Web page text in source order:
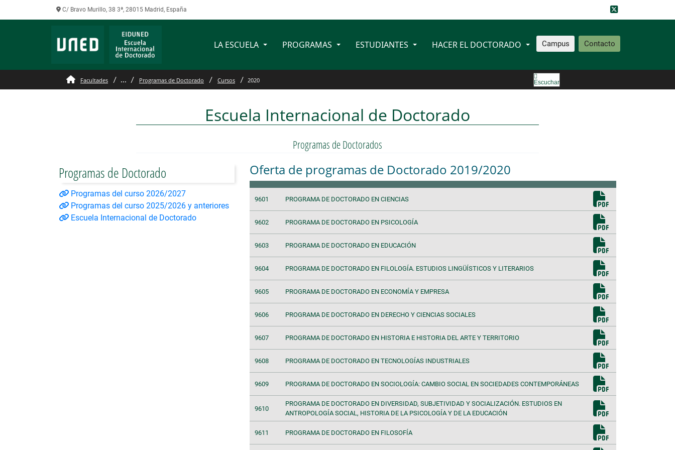
C/ Bravo Murillo, 38 3ª, 28015 Madrid, España
Campus Contacto
LA ESCUELA PROGRAMAS ESTUDIANTES HACER EL DOCTORADO
Facultades ... Programas de Doctorado Cursos 2020 Escuchar
Escuela Internacional de Doctorado
Programas de Doctorados
Programas de Doctorado
Programas del curso 2026/2027
Programas del curso 2025/2026 y anteriores
Escuela Internacional de Doctorado
Oferta de programas de Doctorado 2019/2020
9601 PROGRAMA DE DOCTORADO EN CIENCIAS
9602 PROGRAMA DE DOCTORADO EN PSICOLOGÍA
9603 PROGRAMA DE DOCTORADO EN EDUCACIÓN
9604 PROGRAMA DE DOCTORADO EN FILOLOGÍA. ESTUDIOS LINGÜÍSTICOS Y LITERARIOS
9605 PROGRAMA DE DOCTORADO EN ECONOMÍA Y EMPRESA
9606 PROGRAMA DE DOCTORADO EN DERECHO Y CIENCIAS SOCIALES
9607 PROGRAMA DE DOCTORADO EN HISTORIA E HISTORIA DEL ARTE Y TERRITORIO
9608 PROGRAMA DE DOCTORADO EN TECNOLOGÍAS INDUSTRIALES
9609 PROGRAMA DE DOCTORADO EN SOCIOLOGÍA: CAMBIO SOCIAL EN SOCIEDADES CONTEMPORÁNEAS
9610
PROGRAMA DE DOCTORADO EN DIVERSIDAD, SUBJETIVIDAD Y SOCIALIZACIÓN. ESTUDIOS EN
ANTROPOLOGÍA SOCIAL, HISTORIA DE LA PSICOLOGÍA Y DE LA EDUCACIÓN
9611 PROGRAMA DE DOCTORADO EN FILOSOFÍA